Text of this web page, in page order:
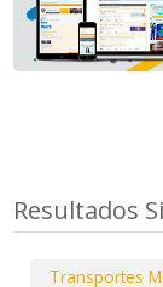
Resultados
Transportes